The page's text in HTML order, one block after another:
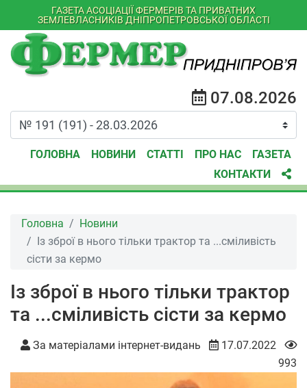
ГАЗЕТА АСОЦІАЦІЇ ФЕРМЕРІВ ТА ПРИВАТНИХ
ЗЕМЛЕВЛАСНИКІВ ДНІПРОПЕТРОВСЬКОЇ ОБЛАСТІ
07.08.2026
ГОЛОВНА НОВИНИ СТАТТІ ПРО НАС
ГАЗЕТА
КОНТАКТИ
Головна
Новини
Із зброї в нього тільки трактор та ...сміливість
сісти за кермо
Із зброї в нього тільки трактор
та ...сміливість сісти за кермо
За матеріалами інтернет-видань
17.07.2022
993